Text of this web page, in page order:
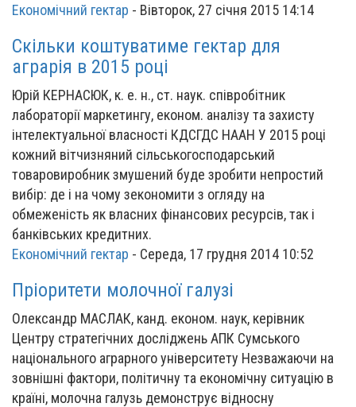
Економічний гектар - Вівторок, 27 січня 2015 14:14
Скільки коштуватиме гектар для
аграрія в 2015 році
Юрій КЕРНАСЮК, к. е. н., ст. наук. співробітник
лабораторії маркетингу, економ. аналізу та захисту
інтелектуальної власності КДСГДС НААН У 2015 році
кожний вітчизняний сільськогосподарський
товаровиробник змушений буде зробити непростий
вибір: де і на чому зекономити з огляду на
обмеженість як власних фінансових ресурсів, так і
банківських кредитних.
Економічний гектар - Середа, 17 грудня 2014 10:52
Пріоритети молочної галузі
Олександр МАСЛАК, канд. економ. наук, керівник
Центру стратегічних досліджень АПК Сумського
національного аграрного університету Незважаючи на
зовнішні фактори, політичну та економічну ситуацію в
країні, молочна галузь демонструє відносну